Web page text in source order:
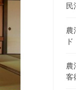
民
農
農
客